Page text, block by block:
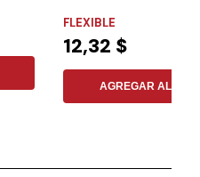
FLEXIBLE
12,32 $
AGREGAR AL